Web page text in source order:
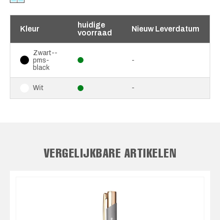
Kleur
huidige
voorraad
Nieuw Leverdatum
Zwart--
pms-
black
-
Wit -
VERGELIJKBARE ARTIKELEN